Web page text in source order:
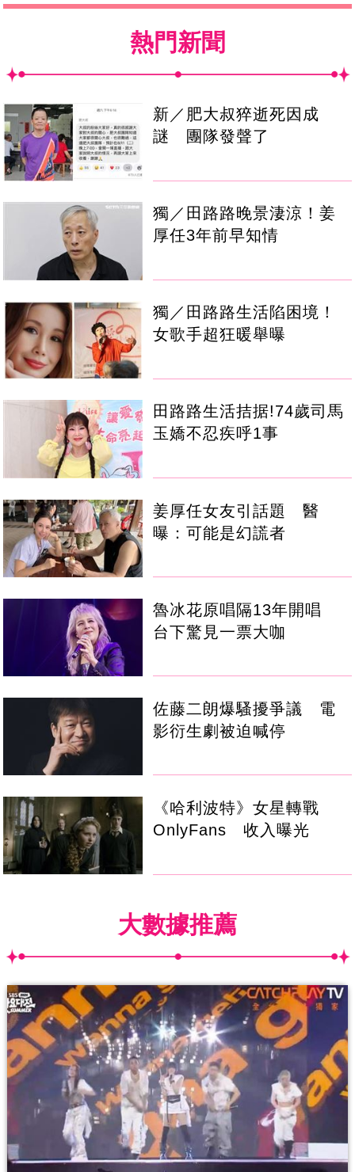
熱門新聞
新／肥大叔猝逝死因成
謎 團隊發聲了
獨／田路路晚景淒涼！姜
厚任3年前早知情
獨／田路路生活陷困境！
女歌手超狂暖舉曝
田路路生活拮据!74歲司馬
玉嬌不忍疾呼1事
姜厚任女友引話題 醫
曝：可能是幻謊者
魯冰花原唱隔13年開唱
台下驚見一票大咖
佐藤二朗爆騷擾爭議 電
影衍生劇被迫喊停
《哈利波特》女星轉戰
OnlyFans 收入曝光
大數據推薦